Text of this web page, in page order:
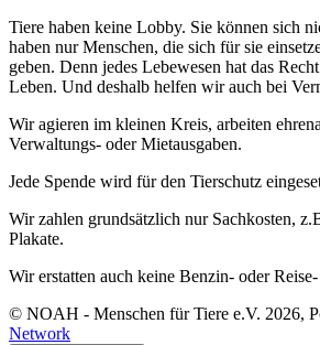
Tiere haben keine Lobby. Sie können sich
haben nur Menschen, die sich für sie
geben. Denn jedes Lebewesen hat das
Leben. Und deshalb helfen wir auch bei
Wir agieren im kleinen Kreis, arbeiten
Verwaltungs- oder Mietausgaben.
Jede Spende wird für den Tierschutz
Wir zahlen grundsätzlich nur Sachkosten,
Plakate.
Wir erstatten auch keine Benzin- oder
© NOAH - Menschen für Tiere e.V. 2026,
Network